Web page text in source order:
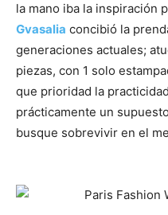
la mano iba la inspiración
Gvasalia concibió la
generaciones actuales;
piezas, con 1 solo
que prioridad la
prácticamente un
busque sobrevivir en el